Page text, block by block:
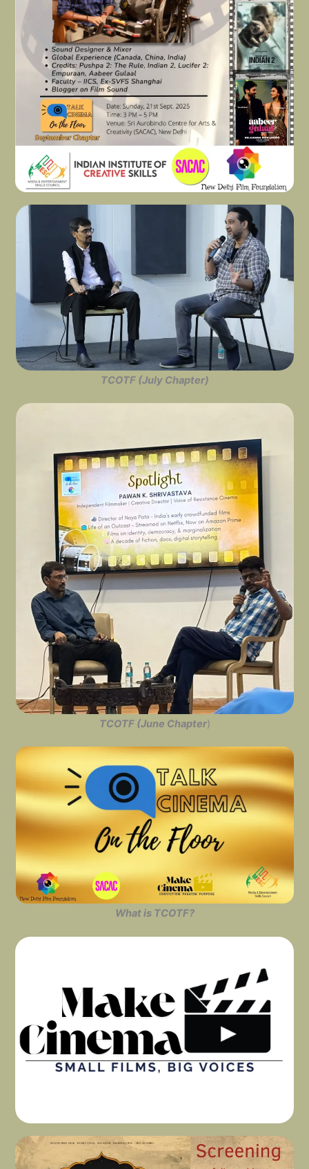
TCOTF (July Chapter)
TCOTF (June Chapter)
What is TCOTF?